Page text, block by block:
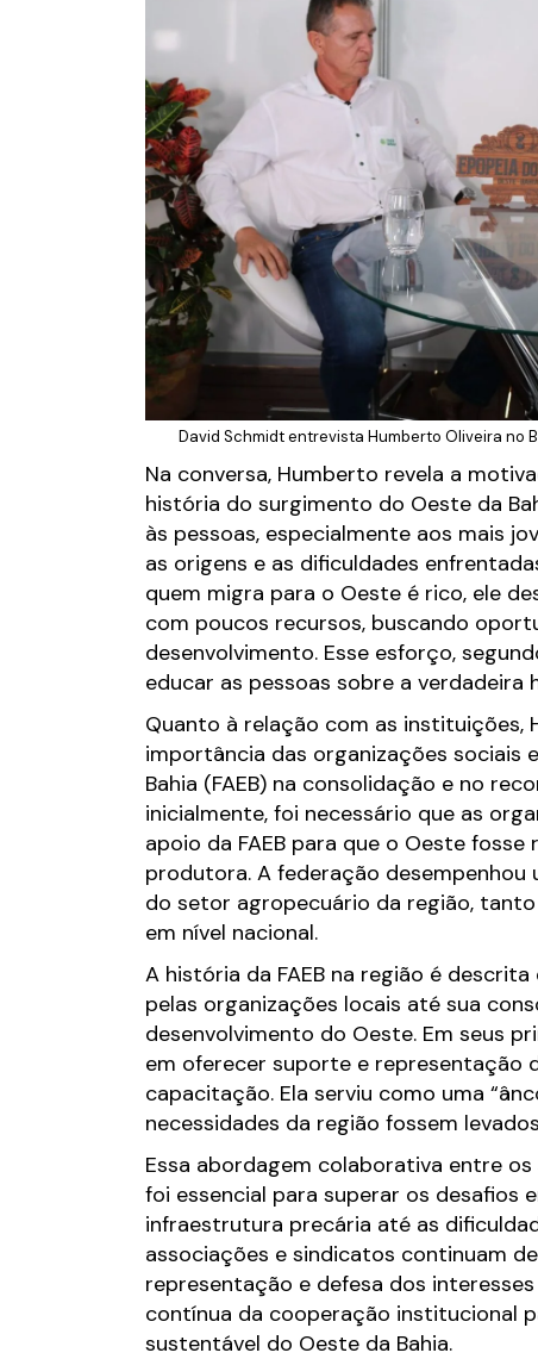
David Schmidt entrevista Humberto Oliveira no
Na conversa, Humberto revela a
história do surgimento do Oeste da
às pessoas, especialmente aos mais
as origens e as dificuldades
quem migra para o Oeste é rico, ele
com poucos recursos, buscando
desenvolvimento. Esse esforço,
educar as pessoas sobre a verdadeira
Quanto à relação com as
importância das organizações sociais
Bahia (FAEB) na consolidação e no
inicialmente, foi necessário que as
apoio da FAEB para que o Oeste
produtora. A federação
do setor agropecuário da região,
em nível nacional.
A história da FAEB na região é
pelas organizações locais até sua
desenvolvimento do Oeste. Em seus
em oferecer suporte e representação
capacitação. Ela serviu como uma
necessidades da região fossem
Essa abordagem colaborativa entre
foi essencial para superar os desafios
infraestrutura precária até as
associações e sindicatos continuam
representação e defesa dos
contínua da cooperação institucional
sustentável do Oeste da Bahia.